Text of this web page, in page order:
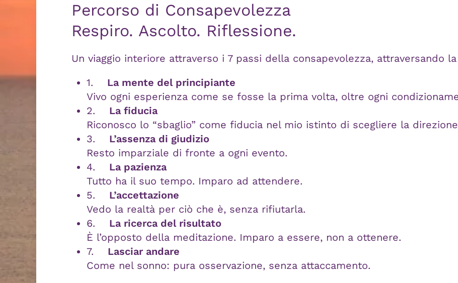
Percorso di Consapevolezza
Respiro. Ascolto. Riflessione.
Un viaggio interiore attraverso i 7 passi della consapevolezza, attraversando
1. La mente del principiante
Vivo ogni esperienza come se fosse la prima volta, oltre ogni
2. La fiducia
Riconosco lo “sbaglio” come fiducia nel mio istinto di scegliere la
3. L’assenza di giudizio
Resto imparziale di fronte a ogni evento.
4. La pazienza
Tutto ha il suo tempo. Imparo ad attendere.
5. L’accettazione
Vedo la realtà per ciò che è, senza rifiutarla.
6. La ricerca del risultato
È l’opposto della meditazione. Imparo a essere, non a ottenere.
7. Lasciar andare
Come nel sonno: pura osservazione, senza attaccamento.